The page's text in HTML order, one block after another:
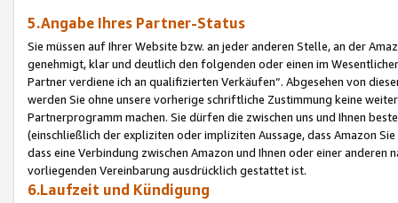
5.Angabe Ihres Partner-Status
Sie müssen auf Ihrer Website bzw. an jeder anderen Stelle, an der
genehmigt, klar und deutlich den folgenden oder einen im
Partner verdiene ich an qualifizierten Verkäufen“. Abgesehen von
werden Sie ohne unsere vorherige schriftliche Zustimmung keine
Partnerprogramm machen. Sie dürfen die zwischen uns und Ihnen
(einschließlich der expliziten oder impliziten Aussage, dass Amazon
dass eine Verbindung zwischen Amazon und Ihnen oder einer
vorliegenden Vereinbarung ausdrücklich gestattet ist.
6.Laufzeit und Kündigung